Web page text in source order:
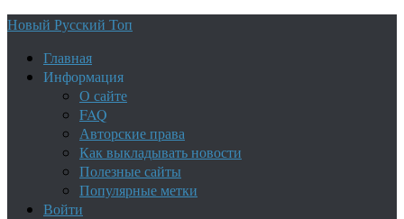
Новый Русский Топ
Главная
Информация
О сайте
FAQ
Авторские права
Как выкладывать новости
Полезные сайты
Популярные метки
Войти